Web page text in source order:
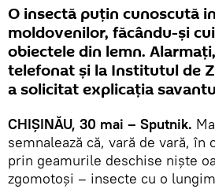
O insectă puțin cunoscută
moldovenilor, făcându-și
obiectele din lemn.
telefonat și la Institutul de
a solicitat explicația
CHIȘINĂU, 30 mai – Sputnik.
semnalează că, vară de vară, în
prin geamurile deschise niște
zgomotoși – insecte cu o